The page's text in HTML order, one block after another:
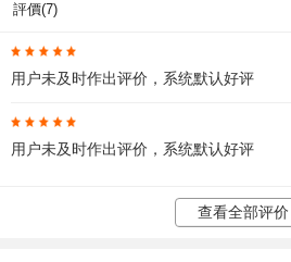
評價(7)
用户未及时作出评价，系统默认好评
用户未及时作出评价，系统默认好评
查看全部评价